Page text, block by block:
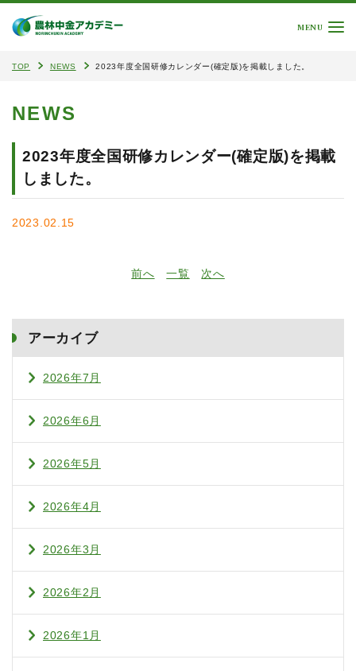
MENU
TOP NEWS 2023年度全国研修カレンダー(確定版)を掲載しました。
NEWS
2023年度全国研修カレンダー(確定版)を掲載
しました。
2023.02.15
前へ 一覧 次へ
アーカイブ
2026年7月
2026年6月
2026年5月
2026年4月
2026年3月
2026年2月
2026年1月